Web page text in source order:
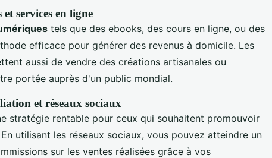
services en ligne
tels que des ebooks, des cours en ligne, ou des
efficace pour générer des revenus à domicile. Les
aussi de vendre des créations artisanales ou
portée auprès d'un public mondial.
et réseaux sociaux
stratégie rentable pour ceux qui souhaitent promouvoir
utilisant les réseaux sociaux, vous pouvez atteindre un
sur les ventes réalisées grâce à vos